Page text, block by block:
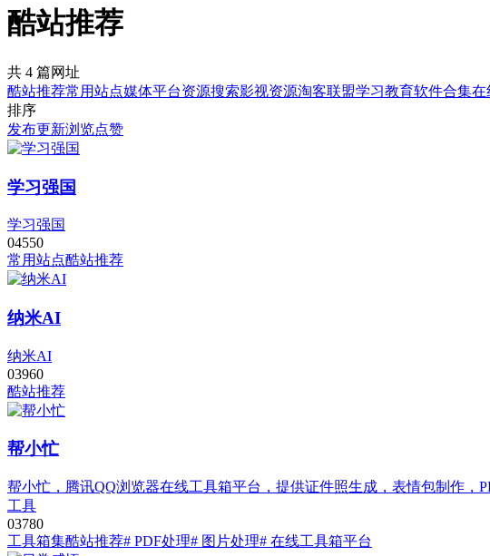
酷站推荐
共 4 篇网址
酷站推荐常用站点媒体平台资源搜索影视资源淘客联盟学习教育软件合集在
排序
发布更新浏览点赞
学习强国
学习强国
04550
常用站点酷站推荐
纳米AI
纳米AI
03960
酷站推荐
帮小忙
帮小忙，腾讯QQ浏览器在线工具箱平台，提供证件照生成，表情包制作
工具
03780
工具箱集酷站推荐# PDF处理# 图片处理# 在线工具箱平台